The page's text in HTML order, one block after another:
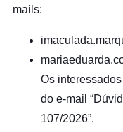
mails:
Os
do e-mail
107/2026”.